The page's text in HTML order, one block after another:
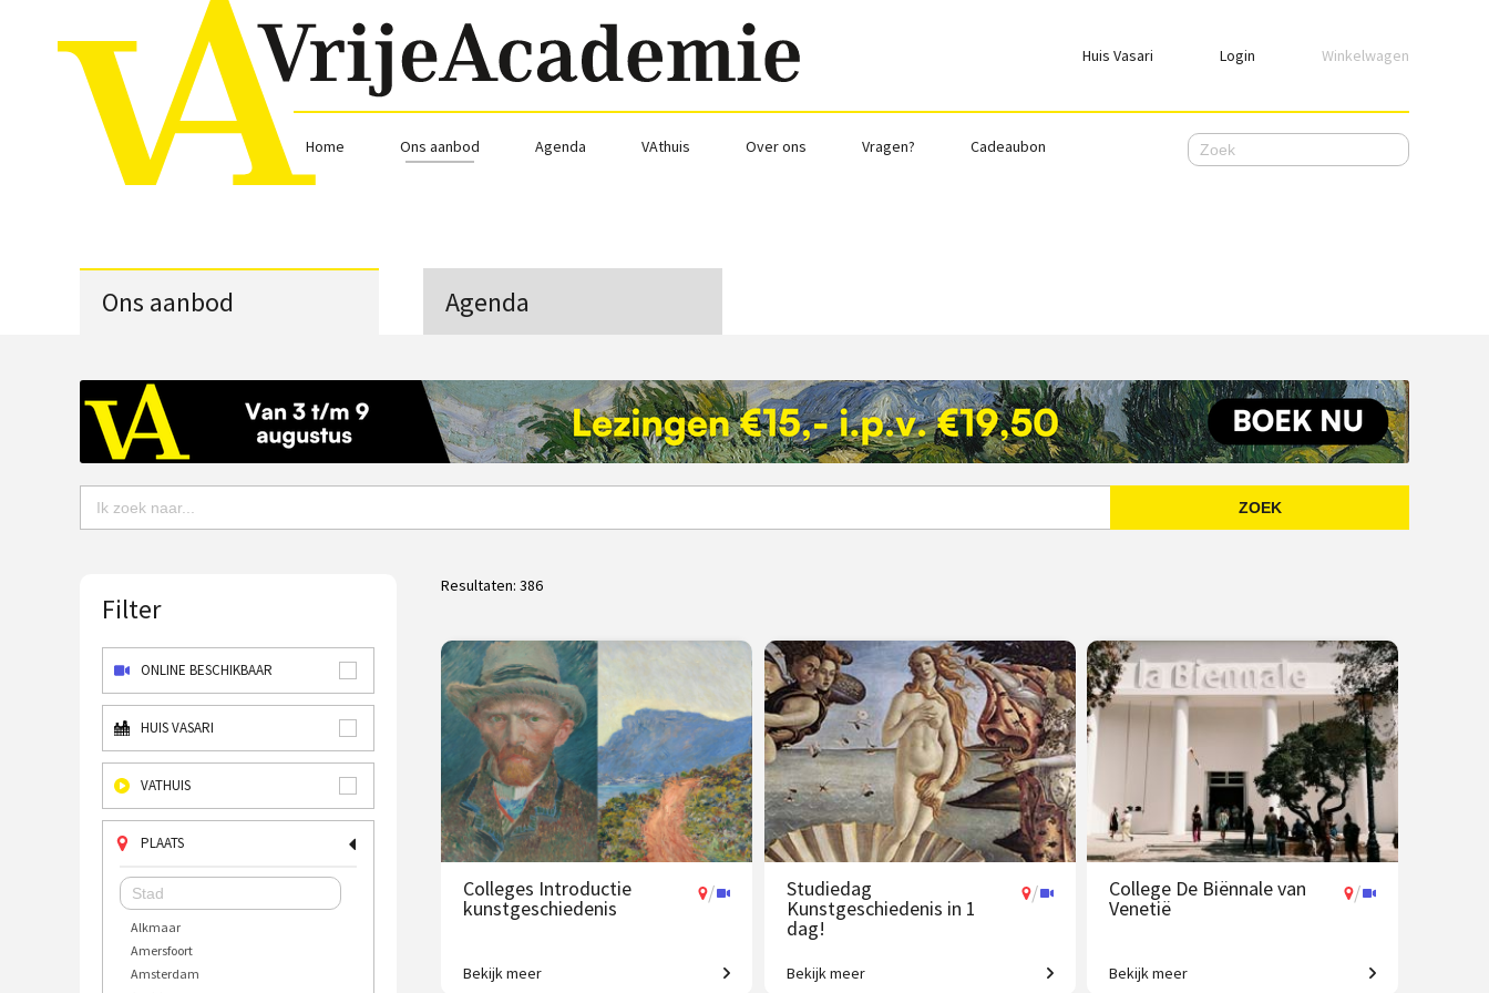
Huis Vasari Login
Login
Emailadres
Nog geen account, meld jehier aan.
Winkelwagen
Home Ons aanbod Agenda VAthuis Over ons Vragen? Cadeaubon
Ons aanbod Agenda
ZOEK
Filter
ONLINE BESCHIKBAAR
HUIS VASARI
VATHUIS
PLAATS
Alkmaar
Amersfoort
Amsterdam
Resultaten: 386
Colleges Introductie
kunstgeschiedenis
/
2500 jaar westerse
Bekijk meer
Studiedag
Kunstgeschiedenis in 1
dag!
/
Uitdagende expeditie van Grieken tot
Bekijk meer
College De Biënnale van
Venetië
/
Een geweldig aanbod aan
Bekijk meer